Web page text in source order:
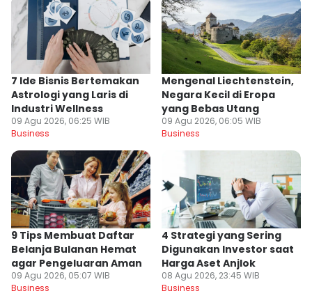
7 Ide Bisnis Bertemakan
Astrologi yang Laris di
Industri Wellness
09 Agu 2026, 06:25 WIB
Business
Mengenal Liechtenstein,
Negara Kecil di Eropa
yang Bebas Utang
09 Agu 2026, 06:05 WIB
Business
9 Tips Membuat Daftar
Belanja Bulanan Hemat
agar Pengeluaran Aman
09 Agu 2026, 05:07 WIB
Business
4 Strategi yang Sering
Digunakan Investor saat
Harga Aset Anjlok
08 Agu 2026, 23:45 WIB
Business